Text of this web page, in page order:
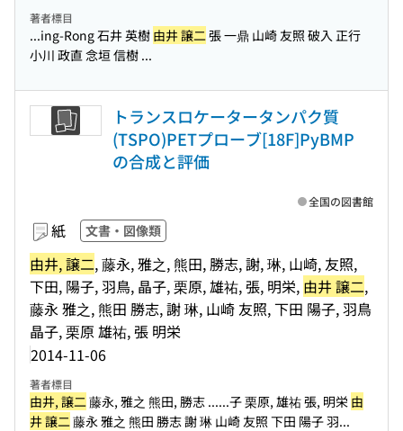
著者標目
...ing-Rong 石井 英樹 由井 譲二張 一鼎 山崎 友照 破入 正行
小川 政直 念垣 信樹 ...
トランスロケータータンパク質
(TSPO)PETプローブ[18F]PyBMP
の合成と評価
紙 文書・図像類
由井, 譲二, 藤永, 雅之, 熊田, 勝志, 謝, 琳, 山崎, 友照,
下田, 陽子, 羽鳥, 晶子, 栗原, 雄祐, 張, 明栄, 由井 譲二,
藤永 雅之, 熊田 勝志, 謝 琳, 山崎 友照, 下田 陽子, 羽鳥
晶子, 栗原 雄祐, 張 明栄
2014-11-06
全国の図書館
著者標目
由井, 譲二藤永, 雅之 熊田, 勝志 ......子 栗原, 雄祐 張, 明栄 由
井 譲二藤永 雅之 熊田 勝志 謝 琳 山崎 友照 下田 陽子 羽...